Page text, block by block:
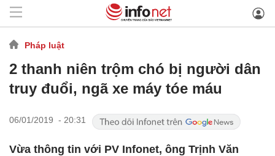
Pháp luật
2 thanh niên trộm chó bị người dân
truy đuổi, ngã xe máy tóe máu
06/01/2019 - 20:31
Vừa thông tin với PV Infonet, ông Trịnh Văn